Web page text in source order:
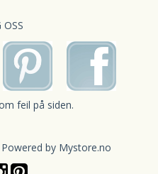
feil på siden.
by Mystore.no